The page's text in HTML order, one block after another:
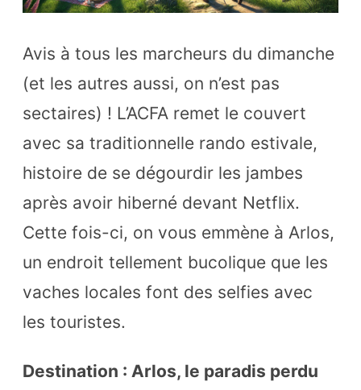
Avis à tous les marcheurs du dimanche
(et les autres aussi, on n’est pas
sectaires) ! L’ACFA remet le couvert
avec sa traditionnelle rando estivale,
histoire de se dégourdir les jambes
après avoir hiberné devant Netflix.
Cette fois-ci, on vous emmène à Arlos,
un endroit tellement bucolique que les
vaches locales font des selfies avec
les touristes.
Destination : Arlos, le paradis perdu